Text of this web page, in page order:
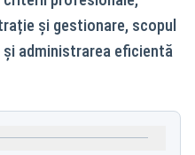
și gestionare, scopul
administrarea eficientă